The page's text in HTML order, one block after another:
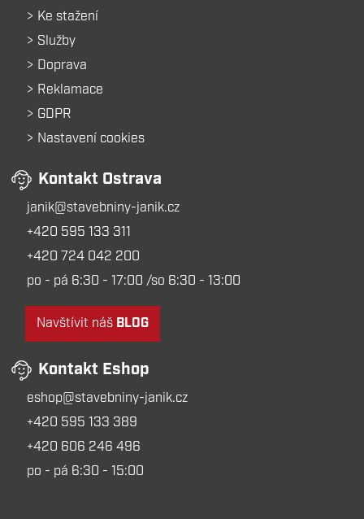
Ke stažení
Služby
Doprava
Reklamace
GDPR
Nastavení cookies
Kontakt Ostrava
janik@stavebniny-janik.cz
+420 595 133 311
+420 724 042 200
po - pá 6:30 - 17:00 /so 6:30 - 13:00
Navštívit náš BLOG
Kontakt Eshop
eshop@stavebniny-janik.cz
+420 595 133 389
+420 606 246 496
po - pá 6:30 - 15:00